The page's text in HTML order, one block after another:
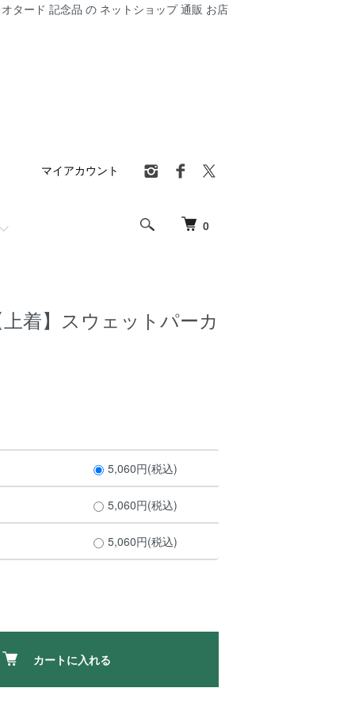
タード 記念品 の ネットショップ 通販 お店
0
マイアカウント
着】スウェットパーカ
5,060円(税込)
5,060円(税込)
5,060円(税込)
カートに入れる